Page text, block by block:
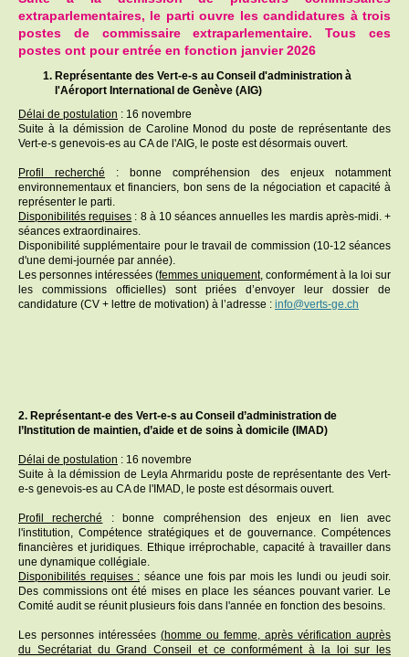
extraparlementaires, le parti ouvre les candidatures à trois
postes de commissaire extraparlementaire. Tous ces
postes ont pour entrée en fonction janvier 2026
Représentante des Vert-e-s au Conseil d'administration à
l'Aéroport International de Genève (AIG)
Délai de postulation : 16 novembre
Suite à la démission de Caroline Monod du poste de représentante des
Vert-e-s genevois-es au CA de l'AIG, le poste est désormais ouvert.
Profil recherché : bonne compréhension des enjeux notamment
environnementaux et financiers, bon sens de la négociation et capacité à
représenter le parti.
Disponibilités requises : 8 à 10 séances annuelles les mardis après-midi.+
séances extraordinaires.
Disponibilité supplémentaire pour le travail de commission (10-12 séances
d'une demi-journée par année).
Les personnes intéressées (femmes uniquement, conformément à la loi sur
les commissions officielles) sont priées d’envoyer leur dossier de
candidature (CV + lettre de motivation) à l’adresse : info@verts-ge.ch
2. Représentant-e des Vert-e-s au Conseil d’administration de
l’Institution de maintien, d’aide et de soins à domicile (IMAD)
Délai de postulation : 16 novembre
Suite à la démission de Leyla Ahrmaridu poste de représentante des Vert-
e-s genevois-es au CA de l'IMAD, le poste est désormais ouvert.
Profil recherché
: bonne compréhension des enjeux en lien avec
l'institution, Compétence stratégiques et de gouvernance. Compétences
financières et juridiques. Ethique irréprochable, capacité à travailler dans
une dynamique collégiale.
Disponibilités requises : séance une fois par mois les lundi ou jeudi soir.
Des commissions ont été mises en place les séances pouvant varier. Le
Comité audit se réunit plusieurs fois dans l'année en fonction des besoins.
Les personnes intéressées (homme ou femme, après vérification auprès
du Secrétariat du Grand Conseil et ce conformément à la loi sur les